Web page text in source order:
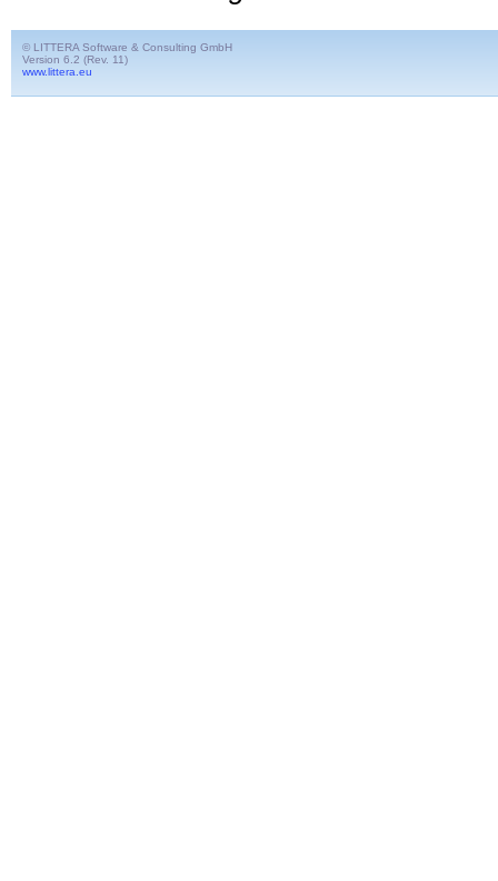
© LITTERA Software & Consulting GmbH
Version 6.2 (Rev. 11)
www.littera.eu